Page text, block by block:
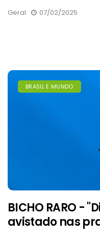
Geral 07/02/2025
BRASIL E MUNDO
BICHO RARO -
avistado nas